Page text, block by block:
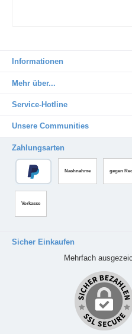
Informationen
Mehr über...
Service-Hotline
Unsere Communities
Zahlungsarten
Nachnahme gegen
Vorkasse
Sicher Einkaufen
Mehrfach